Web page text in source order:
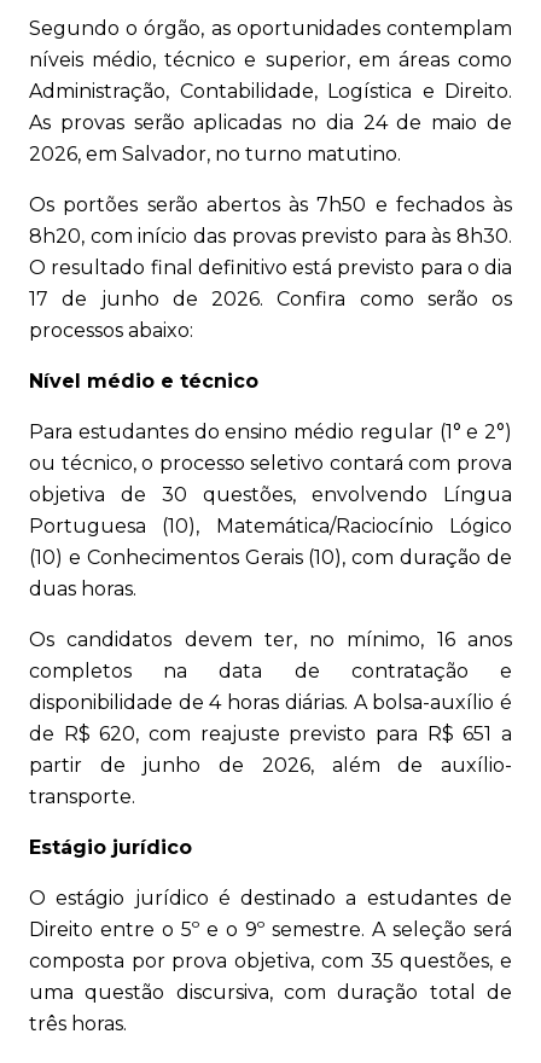
Segundo o órgão, as oportunidades contemplam
níveis médio, técnico e superior, em áreas como
Administração, Contabilidade, Logística e Direito.
As provas serão aplicadas no dia 24 de maio de
2026, em Salvador, no turno matutino.
Os portões serão abertos às 7h50 e fechados às
8h20, com início das provas previsto para às 8h30.
O resultado final definitivo está previsto para o dia
17 de junho de 2026. Confira como serão os
processos abaixo:
Nível médio e técnico
Para estudantes do ensino médio regular (1° e 2°)
ou técnico, o processo seletivo contará com prova
objetiva de 30 questões, envolvendo Língua
Portuguesa (10), Matemática/Raciocínio Lógico
(10) e Conhecimentos Gerais (10), com duração de
duas horas.
Os candidatos devem ter, no mínimo, 16 anos
completos na data de contratação e
disponibilidade de 4 horas diárias. A bolsa-auxílio é
de R$ 620, com reajuste previsto para R$ 651 a
partir de junho de 2026, além de auxílio-
transporte.
Estágio jurídico
O estágio jurídico é destinado a estudantes de
Direito entre o 5º e o 9º semestre. A seleção será
composta por prova objetiva, com 35 questões, e
uma questão discursiva, com duração total de
três horas.